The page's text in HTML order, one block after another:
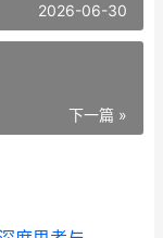
2026-06-30
下一篇 »